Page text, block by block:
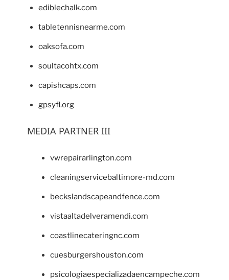
ediblechalk.com
tabletennisnearme.com
oaksofa.com
soultacohtx.com
capishcaps.com
gpsyfl.org
MEDIA PARTNER III
vwrepairarlington.com
cleaningservicebaltimore-md.com
beckslandscapeandfence.com
vistaaltadelveramendi.com
coastlinecateringnc.com
cuesburgershouston.com
psicologiaespecializadaencampeche.com